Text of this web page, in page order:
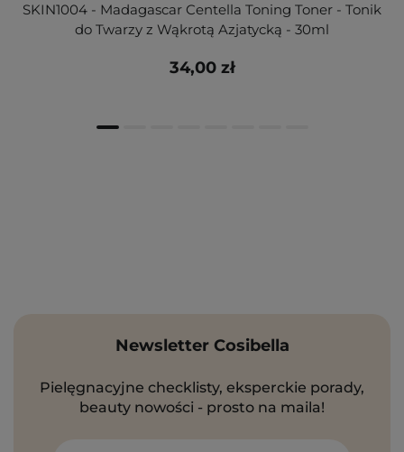
SKIN1004 - Madagascar Centella Toning Toner - Tonik
do Twarzy z Wąkrotą Azjatycką - 30ml
34,00 zł
Newsletter Cosibella
Pielęgnacyjne checklisty, eksperckie porady,
beauty nowości - prosto na maila!